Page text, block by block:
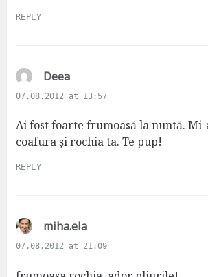
REPLY
Deeas
a
s
:
07.08.2012 at 13:57
Ai fost foarte frumoasă la nuntă.
coafura și rochia ta. Te pup!
REPLY
miha.elas
a
07.08.2012 at 21:09